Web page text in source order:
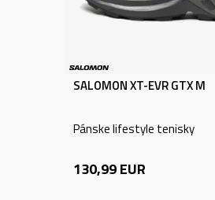
SALOMON XT-EVR GTX M
Pánske lifestyle tenisky
130,99EUR